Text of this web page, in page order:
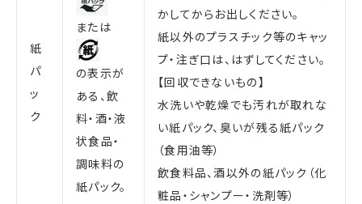
紙
パ
ッ
ク
または
の表示が
ある、飲
料・酒・液
状食品・
調味料の
紙パック。
かしてからお出しください。
紙以外のプラスチック等のキャッ
プ・注ぎ口は、はずしてください。
【回収できないもの】
水洗いや乾燥でも汚れが取れな
い紙パック、臭いが残る紙パック
（食用油等）
飲食料品、酒以外の紙パック（化
粧品・シャンプー・洗剤等）